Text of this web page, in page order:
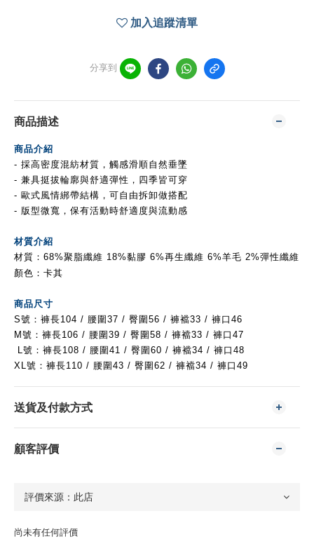
加入追蹤清單
分享到
商品描述
商品介紹
- 採高密度混紡材質，觸感滑順自然垂墜
- 兼具挺拔輪廓與舒適彈性，四季皆可穿
- 歐式風情綁帶結構，可自由拆卸做搭配
- 版型微寬，保有活動時舒適度與流動感
材質介紹
材質：68%聚脂纖維 18%黏膠 6%再生纖維 6%羊毛 2%彈性纖維
顏色：卡其
商品尺寸
S號：褲長104 / 腰圍37 / 臀圍56 / 褲襠33 / 褲口46
M號： 褲長106 / 腰圍39 / 臀圍58 / 褲襠33 / 褲口47
L號： 褲長108 / 腰圍41 / 臀圍60 / 褲襠34 / 褲口48
XL號： 褲長110 / 腰圍43 / 臀圍62 / 褲襠34 / 褲口49
送貨及付款方式
顧客評價
尚未有任何評價